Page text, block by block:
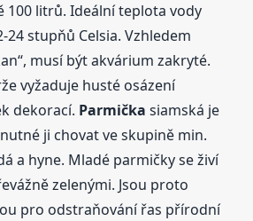
100 litrů. Ideální teplota vody
24 stupňů Celsia. Vzhledem
musí být akvárium zakryté.
vyžaduje husté osázení
dekorací. Parmička siamská je
ji chovat ve skupině min.
a hyne. Mladé parmičky se živí
zelenými. Jsou proto
pro odstraňování řas přírodní